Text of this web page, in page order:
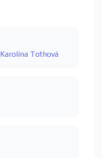
Karolína Tothová